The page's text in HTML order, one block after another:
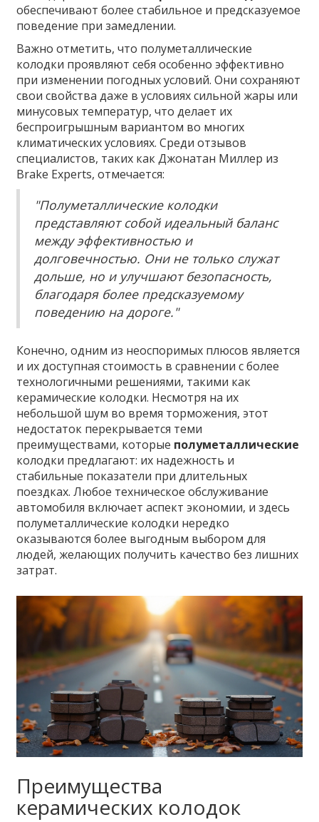
обеспечивают более стабильное и предсказуемое
поведение при замедлении.
Важно отметить, что полуметаллические
колодки проявляют себя особенно эффективно
при изменении погодных условий. Они сохраняют
свои свойства даже в условиях сильной жары или
минусовых температур, что делает их
беспроигрышным вариантом во многих
климатических условиях. Среди отзывов
специалистов, таких как Джонатан Миллер из
Brake Experts, отмечается:
"Полуметаллические колодки
представляют собой идеальный баланс
между эффективностью и
долговечностью. Они не только служат
дольше, но и улучшают безопасность,
благодаря более предсказуемому
поведению на дороге."
Конечно, одним из неоспоримых плюсов является
и их доступная стоимость в сравнении с более
технологичными решениями, такими как
керамические колодки. Несмотря на их
небольшой шум во время торможения, этот
недостаток перекрывается теми
преимуществами, которые полуметаллические
колодки предлагают: их надежность и
стабильные показатели при длительных
поездках. Любое техническое обслуживание
автомобиля включает аспект экономии, и здесь
полуметаллические колодки нередко
оказываются более выгодным выбором для
людей, желающих получить качество без лишних
затрат.
Преимущества
керамических колодок